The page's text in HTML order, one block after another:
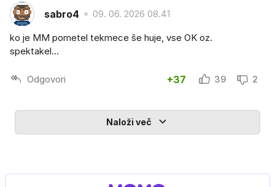
sabro4 09. 06. 2026 08.41
ko je MM pometel tekmece še huje, vse OK oz.
spektakel...
Odgovori +37 39 2
Naloži več